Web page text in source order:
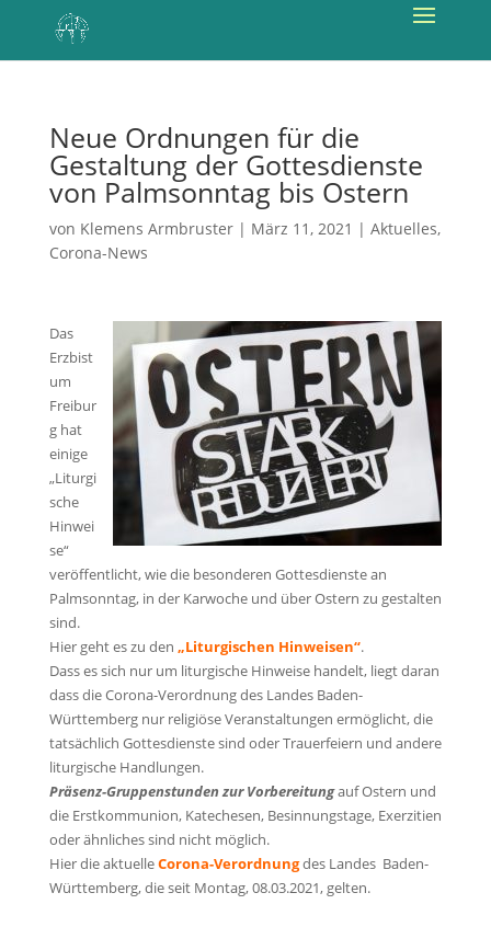
Neue Ordnungen für die
Gestaltung der Gottesdienste
von Palmsonntag bis Ostern
von Klemens Armbruster| März 11, 2021 | Aktuelles,
Corona-News
Das
Erzbist
um
Freibur
g hat
einige
„Liturgi
sche
Hinwei
se“
veröffentlicht, wie die besonderen Gottesdienste an
Palmsonntag, in der Karwoche und über Ostern zu gestalten
sind.
Hier geht es zu den „Liturgischen Hinweisen“.
Dass es sich nur um liturgische Hinweise handelt, liegt daran
dass die Corona-Verordnung des Landes Baden-
Württemberg nur religiöse Veranstaltungen ermöglicht, die
tatsächlich Gottesdienste sind oder Trauerfeiern und andere
liturgische Handlungen.
Präsenz-Gruppenstunden zur Vorbereitungauf Ostern und
die Erstkommunion, Katechesen, Besinnungstage, Exerzitien
oder ähnliches sind nicht möglich.
Hier die aktuelleCorona-Verordnungdes Landes Baden-
Württemberg, die seit Montag, 08.03.2021, gelten.